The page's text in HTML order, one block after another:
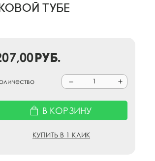
тубе
руб.
В КОРЗИНУ
КУПИТЬ В 1 КЛИК